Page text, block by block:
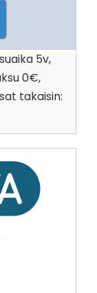
5v,
0€,
takaisin: